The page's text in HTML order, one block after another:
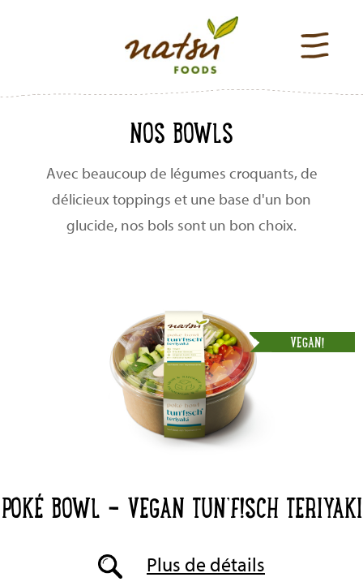
NOS BOWLS
Avec beaucoup de légumes croquants, de
délicieux toppings et une base d'un bon
glucide, nos bols sont un bon choix.
VEGAN!
POKÉ BOWL - VEGAN TUN’F!SCH TERIYAKI
Plus de détails